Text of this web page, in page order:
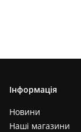
Інформація
Новини
Наші магазини